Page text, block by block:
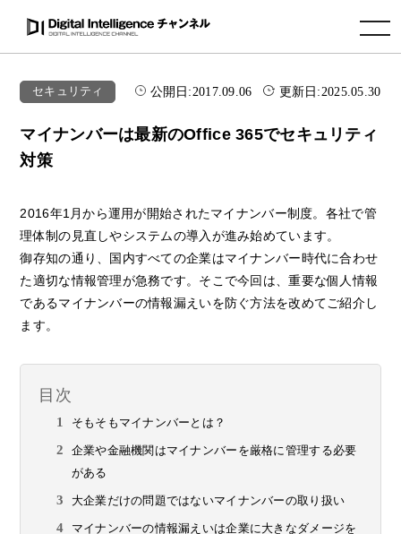
toggle navigation
セキュリティ 公開日:2017.09.06 更新日:2025.05.30
マイナンバーは最新のOffice 365でセキュリティ
対策
2016年1月から運用が開始されたマイナンバー制度。各社で管
理体制の見直しやシステムの導入が進み始めています。
御存知の通り、国内すべての企業はマイナンバー時代に合わせ
た適切な情報管理が急務です。そこで今回は、重要な個人情報
であるマイナンバーの情報漏えいを防ぐ方法を改めてご紹介し
ます。
目次
そもそもマイナンバーとは？
企業や金融機関はマイナンバーを厳格に管理する必要
がある
大企業だけの問題ではないマイナンバーの取り扱い
マイナンバーの情報漏えいは企業に大きなダメージを